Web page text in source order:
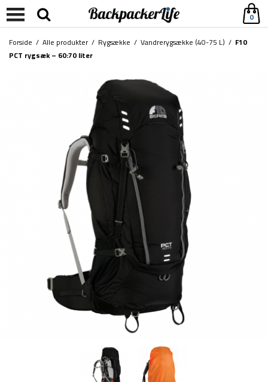
0
Forside / Alle produkter/ Rygsække / Vandrerygsække (40-75 L) / F10
PCT rygsæk – 60:70 liter